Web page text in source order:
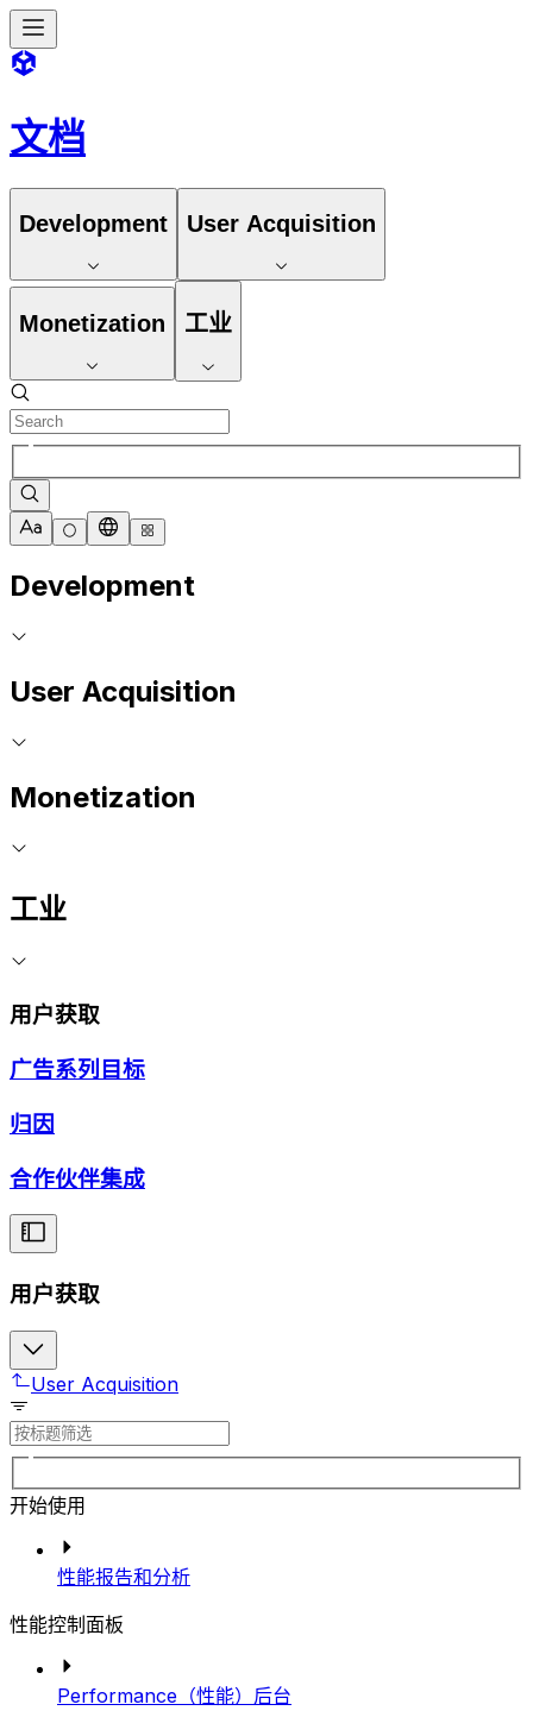
文档
Development User Acquisition
Monetization 工业
Development
User Acquisition
Monetization
工业
用户获取
广告系列目标
归因
合作伙伴集成
用户获取
User Acquisition
开始使用
性能报告和分析
性能控制面板
Performance（性能）后台